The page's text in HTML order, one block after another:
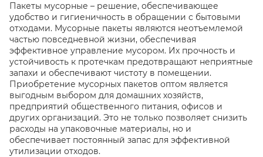
Пакеты мусорные – решение, обеспечивающее
удобство и гигиеничность в обращении с бытовыми
отходами. Мусорные пакеты являются неотъемлемой
частью повседневной жизни, обеспечивая
эффективное управление мусором. Их прочность и
устойчивость к протечкам предотвращают неприятные
запахи и обеспечивают чистоту в помещении.
Приобретение мусорных пакетов оптом является
выгодным выбором для домашних хозяйств,
предприятий общественного питания, офисов и
других организаций. Это не только позволяет снизить
расходы на упаковочные материалы, но и
обеспечивает постоянный запас для эффективной
утилизации отходов.